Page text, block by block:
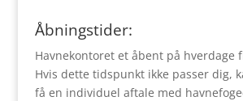
Åbningstider:
Havnekontoret et åbent på hverdage
Hvis dette tidspunkt ikke passer dig,
få en individuel aftale med